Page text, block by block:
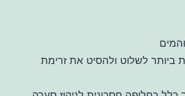
ביותר לשלוט ולהסיט את זרימת